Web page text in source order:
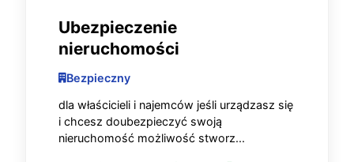
Ubezpieczenie
nieruchomości
Bezpieczny
dla właścicieli i najemców jeśli urządzasz się
i chcesz doubezpieczyć swoją
nieruchomość możliwość stworz...